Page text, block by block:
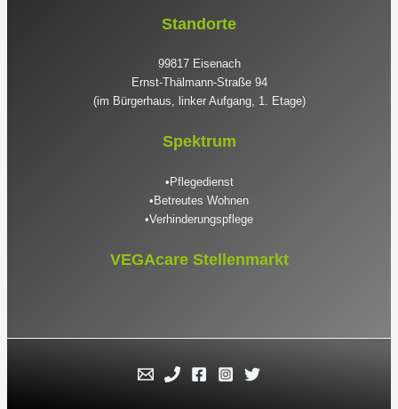
Standorte
99817 Eisenach
Ernst-Thälmann-Straße 94
(im Bürgerhaus, linker Aufgang, 1. Etage)
Spektrum
•Pflegedienst
•Betreutes Wohnen
•Verhinderungspflege
VEGAcare Stellenmarkt